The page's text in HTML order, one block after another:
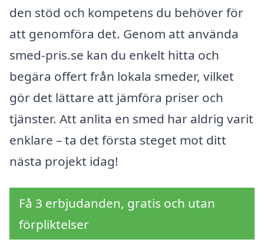
den stöd och kompetens du behöver för
att genomföra det. Genom att använda
smed-pris.se kan du enkelt hitta och
begära offert från lokala smeder, vilket
gör det lättare att jämföra priser och
tjänster. Att anlita en smed har aldrig varit
enklare – ta det första steget mot ditt
nästa projekt idag!
Få 3 erbjudanden, gratis och utan
förpliktelser